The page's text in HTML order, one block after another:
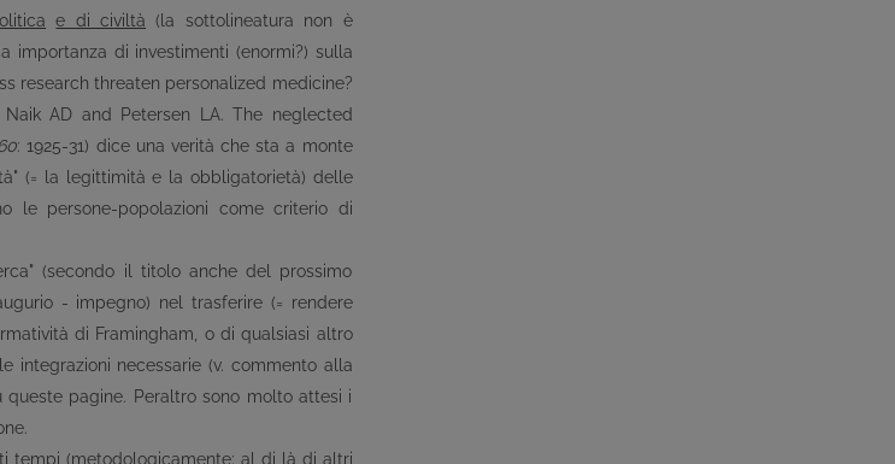
e di civiltà (la sottolineatura non è
di investimenti (enormi?) sulla
research threaten personalized medicine?
AD and Petersen LA. The neglected
: 1925-31) dice una verità che sta a monte
(= la legittimità e la obbligatorietà) delle
le persone-popolazioni come criterio di
(secondo il titolo anche del prossimo
- impegno) nel trasferire (= rendere
di Framingham, o di qualsiasi altro
integrazioni necessarie (v. commento alla
pagine. Peraltro sono molto attesi i
tempi (metodologicamente; al di là di altri